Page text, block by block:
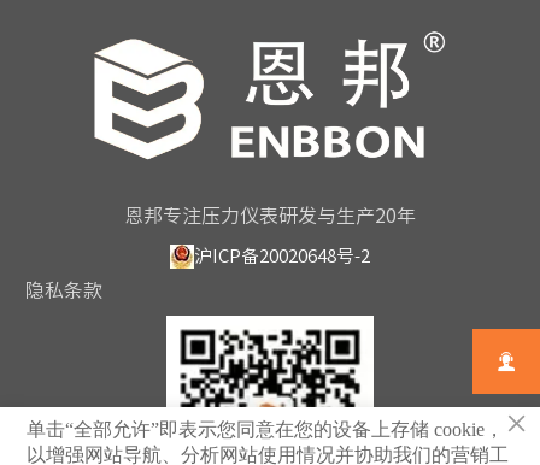
恩邦专注压力仪表研发与生产20年
沪ICP备20020648号-2
隐私条款

×
单击“全部允许”即表示您同意在您的设备上存储 cookie，
以增强网站导航、分析网站使用情况并协助我们的营销工